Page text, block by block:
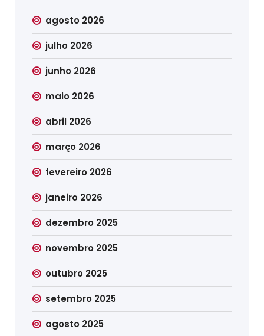
agosto 2026
julho 2026
junho 2026
maio 2026
abril 2026
março 2026
fevereiro 2026
janeiro 2026
dezembro 2025
novembro 2025
outubro 2025
setembro 2025
agosto 2025